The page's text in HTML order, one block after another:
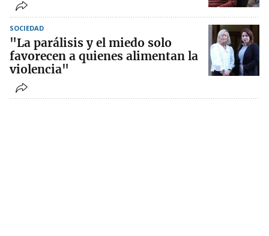
SOCIEDAD
"La parálisis y el miedo solo
favorecen a quienes alimentan la
violencia"